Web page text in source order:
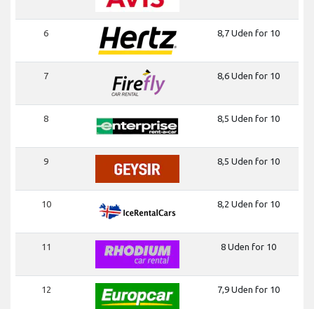
6 8,7 Uden for 10
7 8,6 Uden for 10
8 8,5 Uden for 10
9 8,5 Uden for 10
10 8,2 Uden for 10
11 8 Uden for 10
12 7,9 Uden for 10